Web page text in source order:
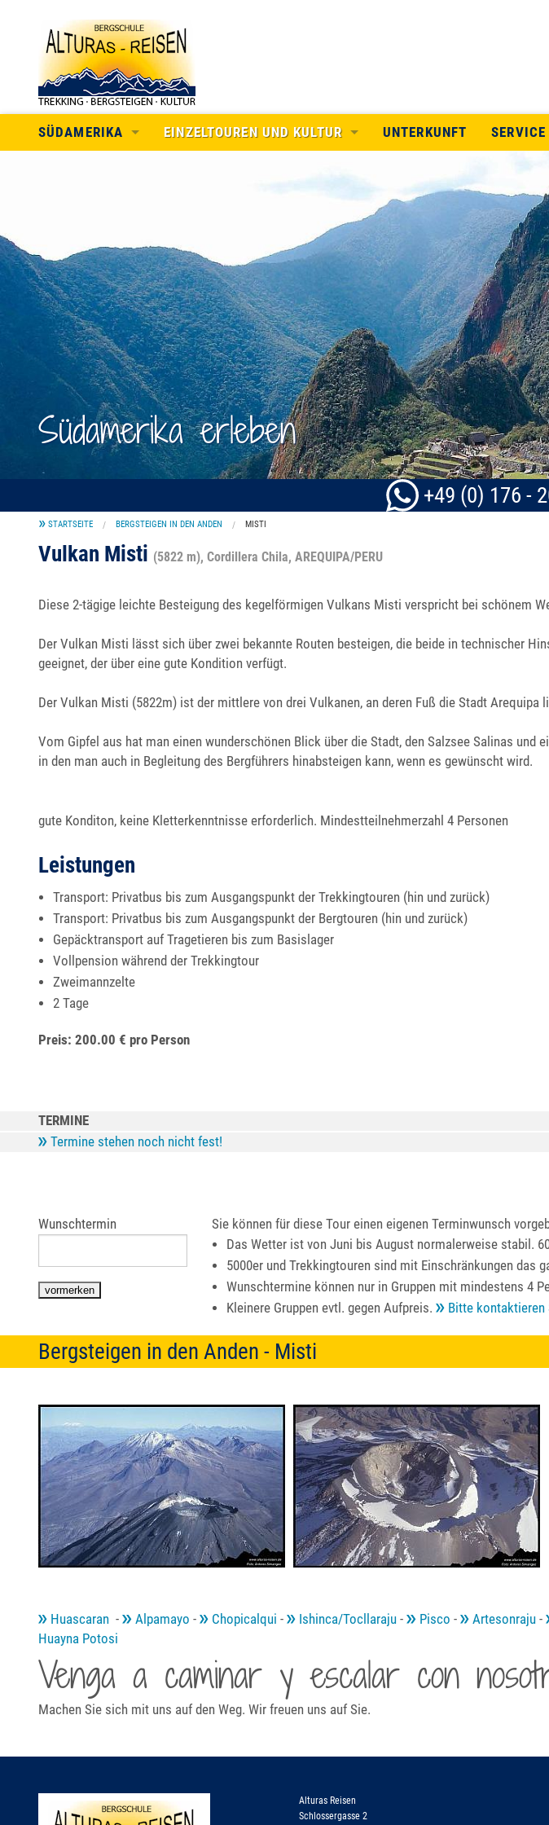
SÜDAMERIKA
BOLIVIEN
ARGENTINIEN
MEXICO
EINZELTOUREN UND KULTUR
TREKKING IN DEN ANDEN
BERGSTEIGEN IN DEN ANDEN
KULTUR
UNTERKUNFT SERVICE
ALLE
Südamerika erleben
+49 (0) 176 -
STARTSEITE BERGSTEIGEN IN DEN ANDEN MISTI
Vulkan Misti (5822 m), Cordillera Chila, AREQUIPA/PERU
Diese 2-tägige leichte Besteigung des kegelförmigen Vulkans Misti verspricht bei schönem
Der Vulkan Misti lässt sich über zwei bekannte Routen besteigen, die beide in technischer
geeignet, der über eine gute Kondition verfügt.
Der Vulkan Misti (5822m) ist der mittlere von drei Vulkanen, an deren Fuß die Stadt
Vom Gipfel aus hat man einen wunderschönen Blick über die Stadt, den Salzsee Salinas
in den man auch in Begleitung des Bergführers hinabsteigen kann, wenn es gewünscht wird.
gute Konditon, keine Kletterkenntnisse erforderlich. Mindestteilnehmerzahl 4 Personen
Leistungen
Transport: Privatbus bis zum Ausgangspunkt der Trekkingtouren (hin und zurück)
Transport: Privatbus bis zum Ausgangspunkt der Bergtouren (hin und zurück)
Gepäcktransport auf Tragetieren bis zum Basislager
Vollpension während der Trekkingtour
Zweimannzelte
2 Tage
Preis: 200.00 € pro Person
TERMINE
Termine stehen noch nicht fest!
Sie können für diese Tour einen eigenen Terminwunsch
Das Wetter ist von Juni bis August normalerweise stabil.
5000er und Trekkingtouren sind mit Einschränkungen das
Wunschtermine können nur in Gruppen mit mindestens 4
Kleinere Gruppen evtl. gegen Aufpreis.
Bitte kontaktieren
Wunschtermin
Bergsteigen in den Anden - Misti
Huascaran - Alpamayo - Chopicalqui - Ishinca/Tocllaraju - Pisco - Artesonraju -
Huayna Potosi
Venga a caminar y escalar con
Machen Sie sich mit uns auf den Weg. Wir freuen uns auf Sie.
Alturas Reisen
Schlossergasse 2